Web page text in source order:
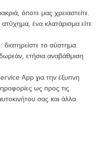
όποτε μας χρειαστείτε.
ατύχημα, ένα κλατάρισμα είτε
το σύστημα
ετήσια αναβάθμιση
App για την έξυπνη
ως προς τις
σας και άλλα